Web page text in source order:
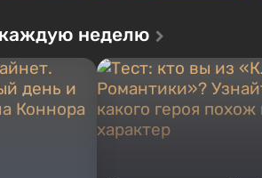
неделю